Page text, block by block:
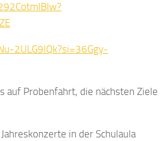
2ULG9lQk?si=36Ggy-
auf Probenfahrt, die nächsten Ziele
in der Schulaula